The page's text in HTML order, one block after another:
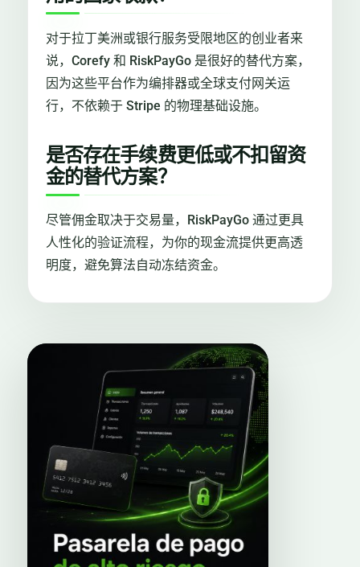
对于拉丁美洲或银行服务受限地区的创业者来
说，Corefy 和 RiskPayGo 是很好的替代方案，
因为这些平台作为编排器或全球支付网关运
行，不依赖于 Stripe 的物理基础设施。
是否存在手续费更低或不扣留资
金的替代方案？
尽管佣金取决于交易量，RiskPayGo 通过更具
人性化的验证流程，为你的现金流提供更高透
明度，避免算法自动冻结资金。